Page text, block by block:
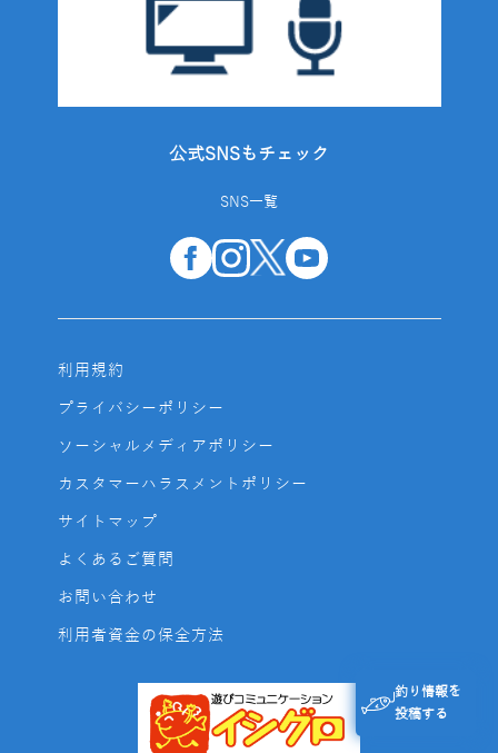
釣り情報を
投稿する
公式SNSもチェック
SNS一覧
利用規約
プライバシーポリシー
ソーシャルメディアポリシー
カスタマーハラスメントポリシー
サイトマップ
よくあるご質問
お問い合わせ
利用者資金の保全方法